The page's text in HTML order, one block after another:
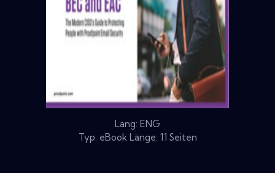
Lang: ENG
Typ: eBook Länge: 11 Seiten